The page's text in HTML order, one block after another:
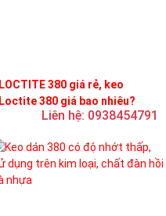
LOCTITE 380 giá rẻ, keo
Loctite 380 giá bao nhiêu?
Liên hệ: 0938454791